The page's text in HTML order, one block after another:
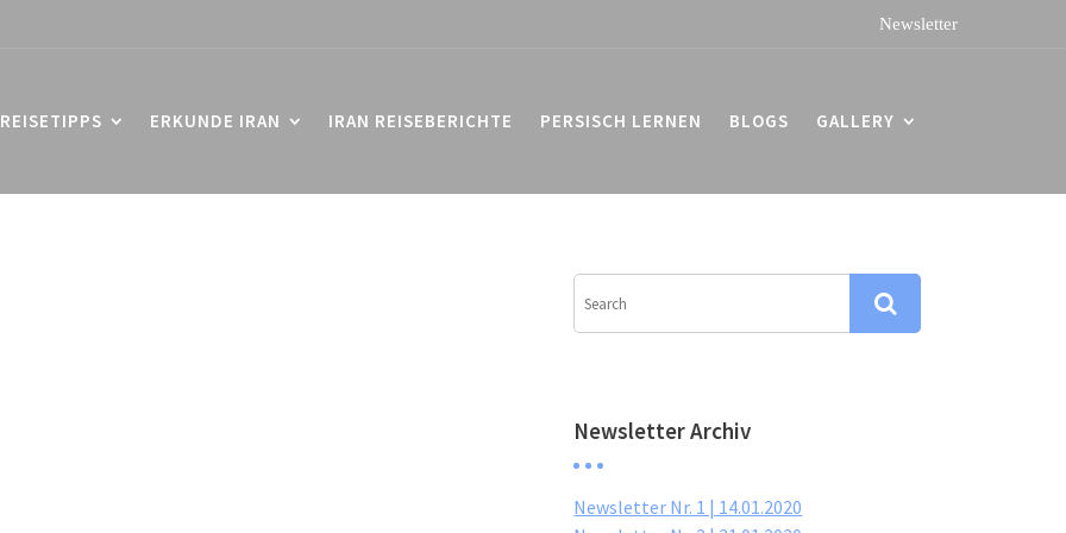
REISETIPPS ERKUNDE IRAN IRAN REISEBERICHTE PERSISCH LERNEN BLOGS GALLERY
Newsletter Archiv
Newsletter Nr. 1 | 14.01.2020